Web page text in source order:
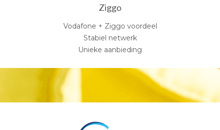
Ziggo
Vodafone + Ziggo voordeel
Stabiel netwerk
Unieke aanbieding